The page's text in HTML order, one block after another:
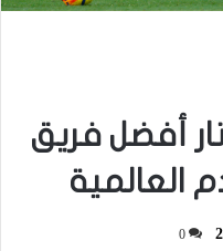
أفضل فريق
العالمية
0